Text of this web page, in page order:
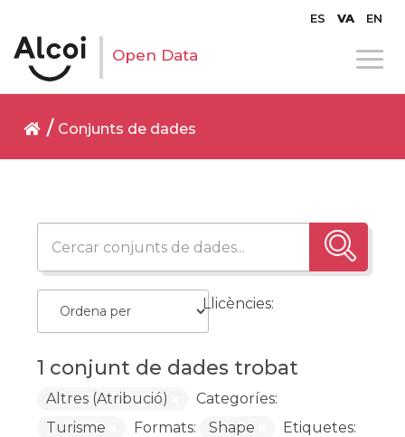
ES VA EN
Open Data
Conjunts de dades
1 conjunt de dades trobat
Llicències:
Altres (Atribució)
Categoríes:
Turisme
Formats: Shape
Etiquetes: